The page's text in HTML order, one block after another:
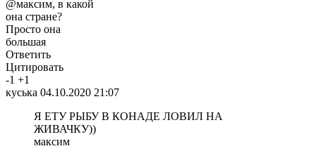
@максим, в какой
она стране?
Просто она
большая
Ответить
Цитировать
-1 +1
куська 04.10.2020 21:07
Я ЕТУ РЫБУ В КОНАДЕ ЛОВИЛ НА
ЖИВАЧКУ))
максим